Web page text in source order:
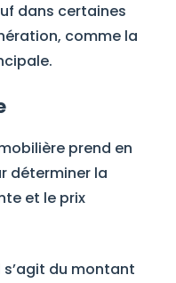
dans certaines
comme la
prend en
déterminer la
et le prix
s’agit du montant